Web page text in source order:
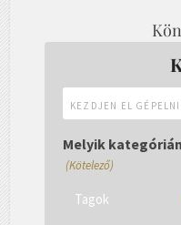
Melyik
(Kötelező)
Tagok